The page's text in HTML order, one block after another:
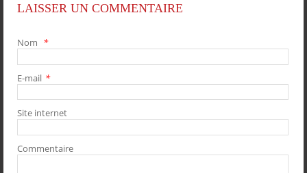
PARTAGERPARTAGERPARTAGERPARTAGER
LAISSER UN COMMENTAIRE
Nom *
E-mail *
Site internet
Commentaire